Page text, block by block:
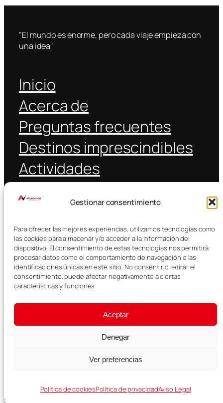
Gestionar consentimiento
Para ofrecer las mejores experiencias, utilizamos tecnologías como
las cookies para almacenar y/o acceder a la información del
dispositivo. El consentimiento de estas tecnologías nos permitirá
procesar datos como el comportamiento de navegación o las
identificaciones únicas en este sitio. No consentir o retirar el
consentimiento, puede afectar negativamente a ciertas
características y funciones.
Aceptar
Denegar
Ver preferencias
Política de cookiesPolítica de privacidadAviso Legal
"El mundo es enorme, pero cada viaje empieza con
una idea"
Inicio
Acerca de
Preguntas frecuentes
Destinos imprescindibles
Actividades
Coche alquiler
Transporte público
E-SIM
Traslados
Hoteles
Vuelos
Almacenamiento Equipaje